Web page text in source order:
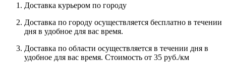
Доставка курьером по городу
Доставка по городу осуществляется бесплатно в течении
дня в удобное для вас время.
Доставка по области осуществляется в течении дня в
удобное для вас время. Стоимость от 35 руб./км